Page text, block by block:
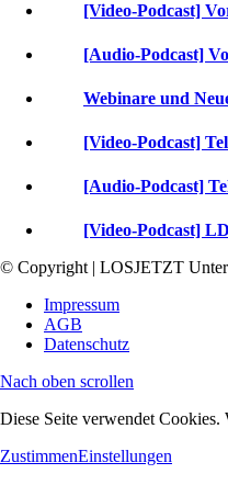
[Video-Podcast]
[Audio-Podcast]
Webinare und
[Video-Podcast]
[Audio-Podcast]
[Video-Podcast]
© Copyright | LOSJETZT
Impressum
AGB
Datenschutz
Nach oben scrollen
Diese Seite verwendet
ZustimmenEinstellungen